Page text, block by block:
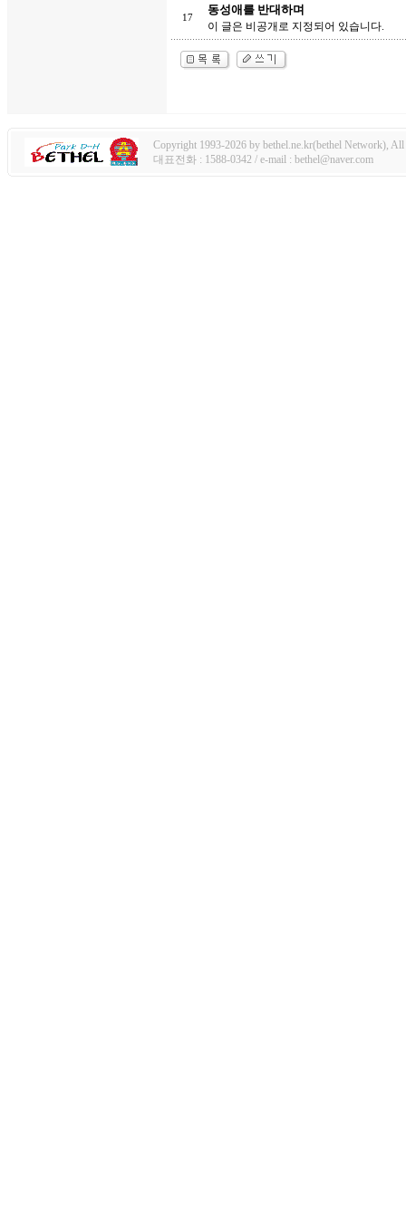
17
동성애를 반대하며
이 글은 비공개로 지정되어 있습니다.
Copyright 1993-2026 by bethel.ne.kr(bethel Network), All
대표전화 : 1588-0342 / e-mail : bethel@naver.com